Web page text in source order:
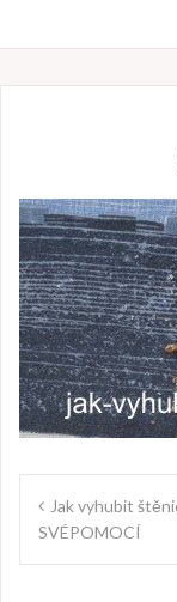
Navigace
proJak vyhubit
SVÉPOMOCÍ